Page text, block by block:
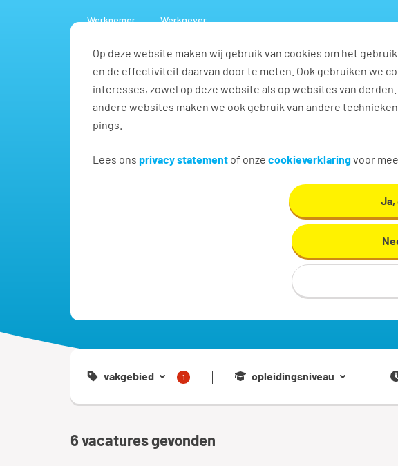
Op deze website maken wij gebruik van cookies om het
en de effectiviteit daarvan door te meten. Ook gebruiken we
interesses, zowel op deze website als op websites van
andere websites maken we ook gebruik van andere
pings.
Lees ons privacy statement of onze cookieverklaringvoor
Ja,
Werknemer Werkgever
Vacatures Ontwikkel
Administratief / secretarieel
Vind hier dé perfecte vacature voor Administratief / secretarieel.
vakgebied 1 opleidingsniveau
6vacatures gevonden